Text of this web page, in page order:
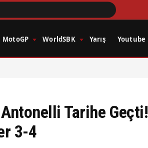
MotoGP WorldSBK Yarış Youtube
Tarihe Geçti!
3-4